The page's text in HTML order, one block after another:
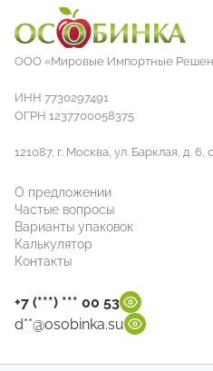
ООО «Мировые Импортные
ИНН 7730297491
ОГРН 1237700058375
121087, г. Москва, ул. Барклая, д.
О предложении
Частые вопросы
Варианты упаковок
Калькулятор
Контакты
+7 (***) *** 00 53
d**@osobinka.su